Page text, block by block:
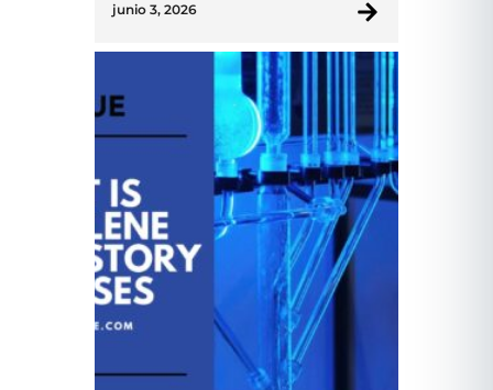
junio 3, 2026